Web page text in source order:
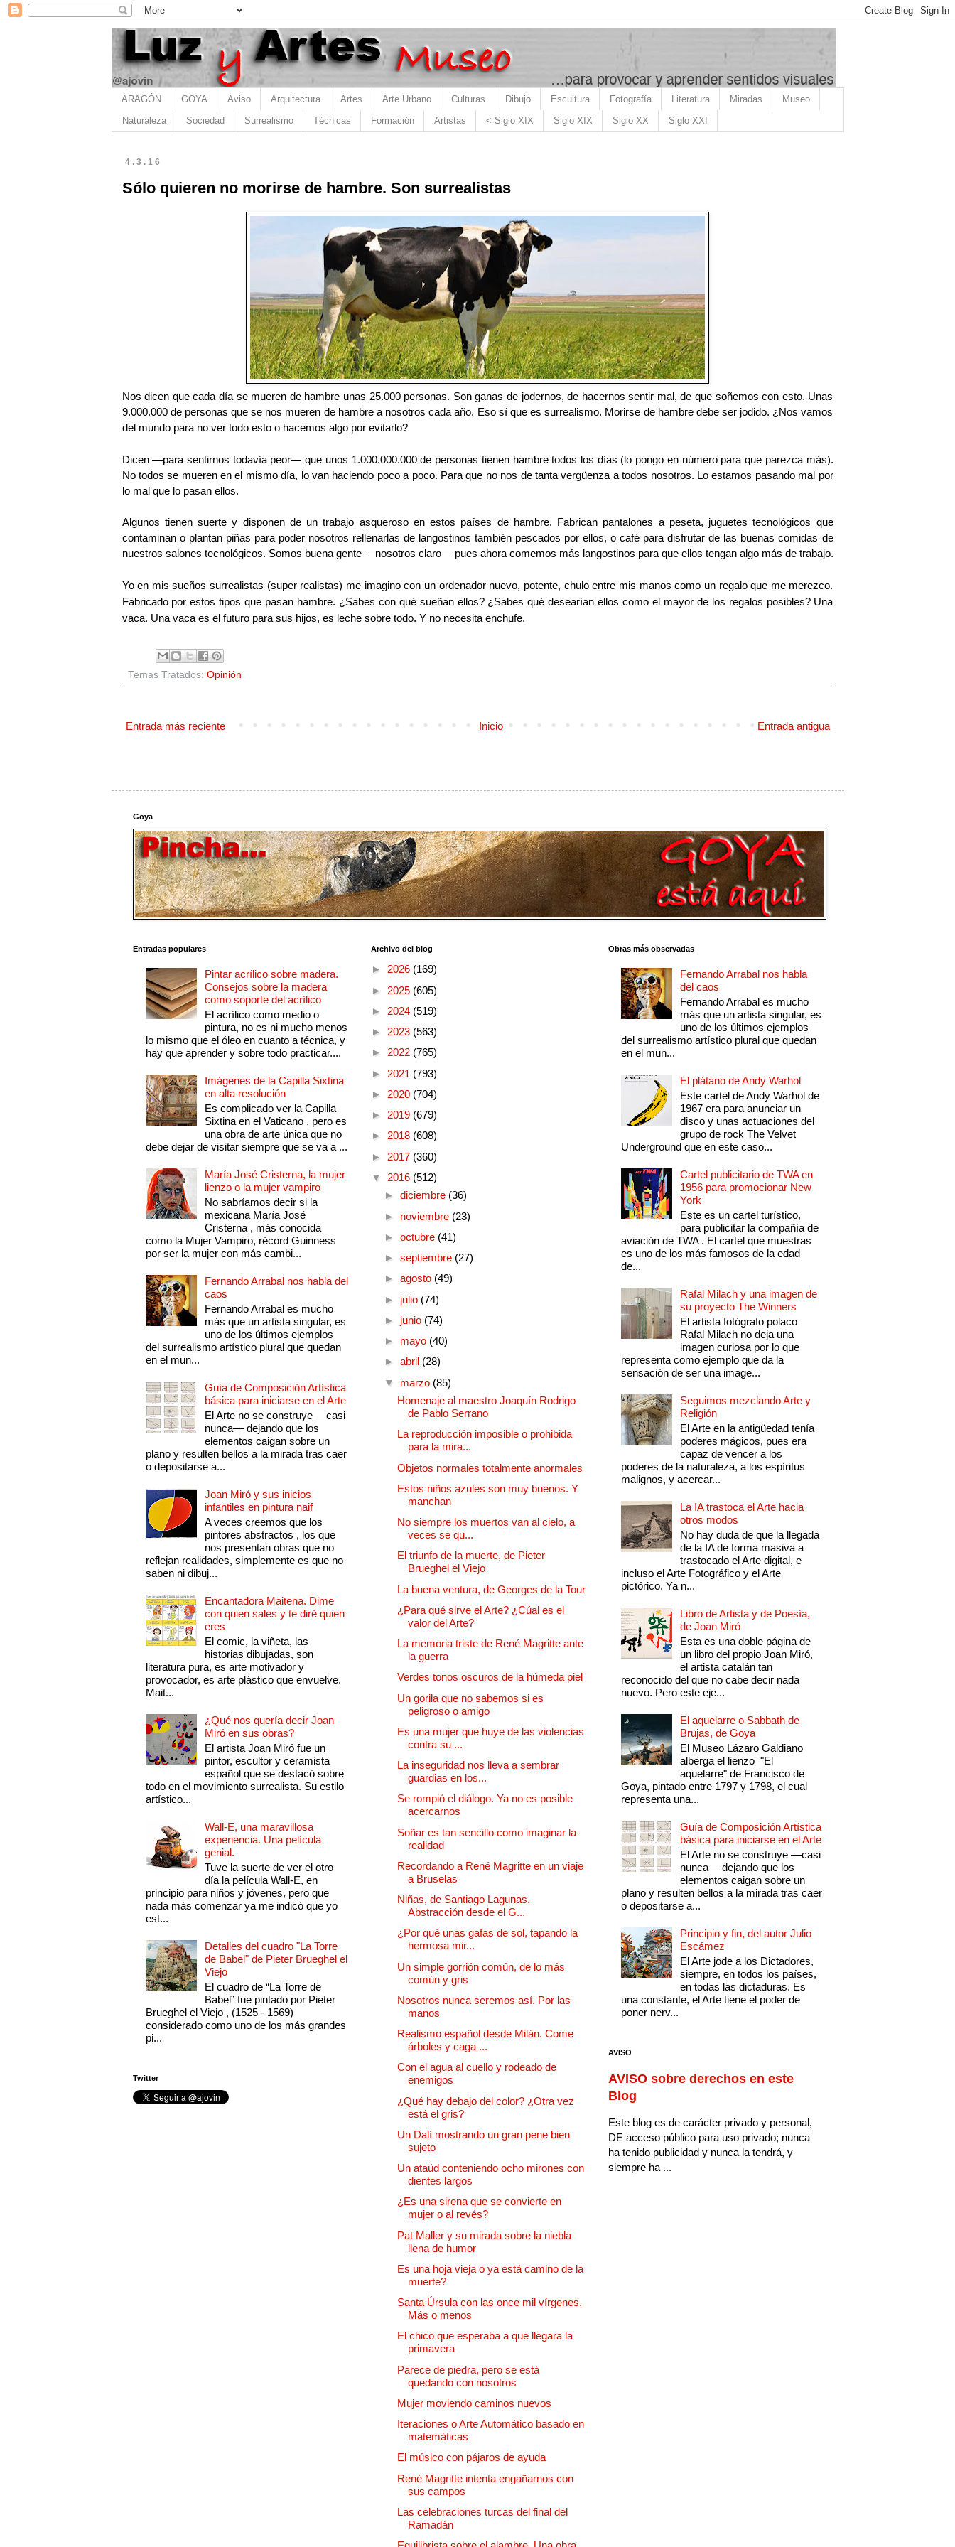
ARAGÓN GOYA Aviso Arquitectura Artes Arte Urbano Culturas Dibujo Escultura Fotografía Literatura Miradas Museo
Naturaleza Sociedad Surrealismo Técnicas Formación Artistas < Siglo XIX Siglo XIX Siglo XX Siglo XXI
4.3.16
Sólo quieren no morirse de hambre. Son surrealistas
Nos dicen que cada día se mueren de hambre unas 25.000 personas. Son ganas de jodernos, de hacernos sentir mal, de que soñemos con esto. Unas
9.000.000 de personas que se nos mueren de hambre a nosotros cada año. Eso sí que es surrealismo. Morirse de hambre debe ser jodido. ¿Nos vamos
del mundo para no ver todo esto o hacemos algo por evitarlo?
Dicen —para sentirnos todavía peor— que unos 1.000.000.000 de personas tienen hambre todos los días (lo pongo en número para que parezca más).
No todos se mueren en el mismo día, lo van haciendo poco a poco. Para que no nos de tanta vergüenza a todos nosotros. Lo estamos pasando mal por
lo mal que lo pasan ellos.
Algunos tienen suerte y disponen de un trabajo asqueroso en estos países de hambre. Fabrican pantalones a peseta, juguetes tecnológicos que
contaminan o plantan piñas para poder nosotros rellenarlas de langostinos también pescados por ellos, o café para disfrutar de las buenas comidas de
nuestros salones tecnológicos. Somos buena gente —nosotros claro— pues ahora comemos más langostinos para que ellos tengan algo más de trabajo.
Yo en mis sueños surrealistas (super realistas) me imagino con un ordenador nuevo, potente, chulo entre mis manos como un regalo que me merezco.
Fabricado por estos tipos que pasan hambre. ¿Sabes con qué sueñan ellos? ¿Sabes qué desearían ellos como el mayor de los regalos posibles? Una
vaca. Una vaca es el futuro para sus hijos, es leche sobre todo. Y no necesita enchufe.
Temas Tratados: Opinión
Entrada más reciente Entrada antigua
Inicio
Goya
Entradas populares
Pintar acrílico sobre madera.
Consejos sobre la madera
como soporte del acrílico
El acrílico como medio o
pintura, no es ni mucho menos
lo mismo que el óleo en cuanto a técnica, y
hay que aprender y sobre todo practicar....
Imágenes de la Capilla Sixtina
en alta resolución
Es complicado ver la Capilla
Sixtina en el Vaticano , pero es
una obra de arte única que no
debe dejar de visitar siempre que se va a ...
María José Cristerna, la mujer
lienzo o la mujer vampiro
No sabríamos decir si la
mexicana María José
Cristerna , más conocida
como la Mujer Vampiro, récord Guinness
por ser la mujer con más cambi...
Fernando Arrabal nos habla del
caos
Fernando Arrabal es mucho
más que un artista singular, es
uno de los últimos ejemplos
del surrealismo artístico plural que quedan
en el mun...
Guía de Composición Artística
básica para iniciarse en el Arte
El Arte no se construye —casi
nunca— dejando que los
elementos caigan sobre un
plano y resulten bellos a la mirada tras caer
o depositarse a...
Joan Miró y sus inicios
infantiles en pintura naif
A veces creemos que los
pintores abstractos , los que
nos presentan obras que no
reflejan realidades, simplemente es que no
saben ni dibuj...
Encantadora Maitena. Dime
con quien sales y te diré quien
eres
El comic, la viñeta, las
historias dibujadas, son
literatura pura, es arte motivador y
provocador, es arte plástico que envuelve.
Mait...
¿Qué nos quería decir Joan
Miró en sus obras?
El artista Joan Miró fue un
pintor, escultor y ceramista
español que se destacó sobre
todo en el movimiento surrealista. Su estilo
artístico...
Wall-E, una maravillosa
experiencia. Una película
genial.
Tuve la suerte de ver el otro
día la película Wall-E, en
principio para niños y jóvenes, pero que
nada más comenzar ya me indicó que yo
est...
Detalles del cuadro "La Torre
de Babel" de Pieter Brueghel el
Viejo
El cuadro de “La Torre de
Babel” fue pintado por Pieter
Brueghel el Viejo , (1525 - 1569)
considerado como uno de los más grandes
pi...
Twitter
Archivo del blog
► 2026 (169)
► 2025 (605)
► 2024 (519)
► 2023 (563)
► 2022 (765)
► 2021 (793)
► 2020 (704)
► 2019 (679)
► 2018 (608)
► 2017 (360)
▼ 2016 (512)
► diciembre (36)
► noviembre (23)
► octubre (41)
► septiembre (27)
► agosto (49)
► julio (74)
► junio (74)
► mayo (40)
► abril (28)
▼ marzo (85)
Homenaje al maestro Joaquín Rodrigo
de Pablo Serrano
La reproducción imposible o prohibida
para la mira...
Objetos normales totalmente anormales
Estos niños azules son muy buenos. Y
manchan
No siempre los muertos van al cielo, a
veces se qu...
El triunfo de la muerte, de Pieter
Brueghel el Viejo
La buena ventura, de Georges de la Tour
¿Para qué sirve el Arte? ¿Cúal es el
valor del Arte?
La memoria triste de René Magritte ante
la guerra
Verdes tonos oscuros de la húmeda piel
Un gorila que no sabemos si es
peligroso o amigo
Es una mujer que huye de las violencias
contra su ...
La inseguridad nos lleva a sembrar
guardias en los...
Se rompió el diálogo. Ya no es posible
acercarnos
Soñar es tan sencillo como imaginar la
realidad
Recordando a René Magritte en un viaje
a Bruselas
Niñas, de Santiago Lagunas.
Abstracción desde el G...
¿Por qué unas gafas de sol, tapando la
hermosa mir...
Un simple gorrión común, de lo más
común y gris
Nosotros nunca seremos así. Por las
manos
Realismo español desde Milán. Come
árboles y caga ...
Con el agua al cuello y rodeado de
enemigos
¿Qué hay debajo del color? ¿Otra vez
está el gris?
Un Dalí mostrando un gran pene bien
sujeto
Un ataúd conteniendo ocho mirones con
dientes largos
¿Es una sirena que se convierte en
mujer o al revés?
Pat Maller y su mirada sobre la niebla
llena de humor
Es una hoja vieja o ya está camino de la
muerte?
Santa Úrsula con las once mil vírgenes.
Más o menos
El chico que esperaba a que llegara la
primavera
Parece de piedra, pero se está
quedando con nosotros
Mujer moviendo caminos nuevos
Iteraciones o Arte Automático basado en
matemáticas
El músico con pájaros de ayuda
René Magritte intenta engañarnos con
sus campos
Las celebraciones turcas del final del
Ramadán
Obras más observadas
Fernando Arrabal nos habla
del caos
Fernando Arrabal es mucho
más que un artista singular, es
uno de los últimos ejemplos
del surrealismo artístico plural que quedan
en el mun...
El plátano de Andy Warhol
Este cartel de Andy Warhol de
1967 era para anunciar un
disco y unas actuaciones del
grupo de rock The Velvet
Underground que en este caso...
Cartel publicitario de TWA en
1956 para promocionar New
York
Este es un cartel turístico,
para publicitar la compañía de
aviación de TWA . El cartel que muestras
es uno de los más famosos de la edad
de...
Rafal Milach y una imagen de
su proyecto The Winners
El artista fotógrafo polaco
Rafal Milach no deja una
imagen curiosa por lo que
representa como ejemplo que da la
sensación de ser una image...
Seguimos mezclando Arte y
Religión
El Arte en la antigüedad tenía
poderes mágicos, pues era
capaz de vencer a los
poderes de la naturaleza, a los espíritus
malignos, y acercar...
La IA trastoca el Arte hacia
otros modos
No hay duda de que la llegada
de la IA de forma masiva a
trastocado el Arte digital, e
incluso el Arte Fotográfico y el Arte
pictórico. Ya n...
Libro de Artista y de Poesía,
de Joan Miró
Esta es una doble página de
un libro del propio Joan Miró,
el artista catalán tan
reconocido del que no cabe decir nada
nuevo. Pero este eje...
El aquelarre o Sabbath de
Brujas, de Goya
El Museo Lázaro Galdiano
alberga el lienzo "El
aquelarre" de Francisco de
Goya, pintado entre 1797 y 1798, el cual
representa una...
Guía de Composición Artística
básica para iniciarse en el Arte
El Arte no se construye —casi
nunca— dejando que los
elementos caigan sobre un
plano y resulten bellos a la mirada tras caer
o depositarse a...
Principio y fin, del autor Julio
Escámez
El Arte jode a los Dictadores,
siempre, en todos los países,
en todas las dictaduras. Es
una constante, el Arte tiene el poder de
poner nerv...
AVISO
AVISO sobre derechos en este
Blog
Este blog es de carácter privado y personal,
DE acceso público para uso privado; nunca
ha tenido publicidad y nunca la tendrá, y
siempre ha ...